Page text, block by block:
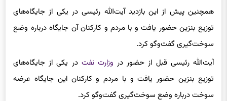
همچنین پیش از این بازدید آیت‌الله رئیسی در یکی از جایگاه‌های
توزیع بنزین حضور یافت و با مردم و کارکنان آن جایگاه درباره وضع
سوخت‌گیری گفت‌وگو کرد.
آیت‌الله رئیسی قبل از حضور در وزارت نفت در یکی از جایگاه‌های
توزیع بنزین حضور یافت و با مردم و کارکنان این جایگاه عرضه
سوخت درباره وضع سوخت‌گیری گفت‌وگو کرد.